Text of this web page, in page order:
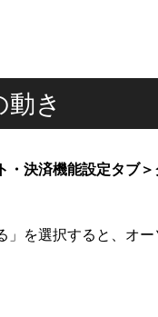
き
決済機能設定タブ
」を選択すると、オ